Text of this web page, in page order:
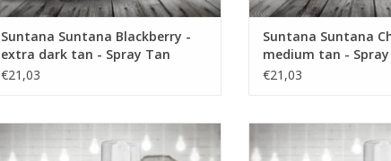
Suntana Suntana Blackberry -
extra dark tan - Spray Tan
vloeistof
€21,03
Suntana Suntana
medium tan -
vloeistof
€21,03
Suntana Selftan zelfbruinende Mousse
Suntana Selftan